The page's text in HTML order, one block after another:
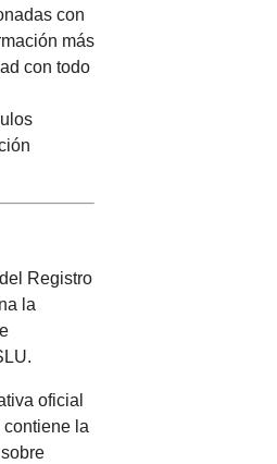
con
más
con todo
Registro
la
oficial
contiene la